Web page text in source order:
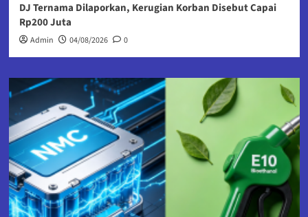
DJ Ternama Dilaporkan, Kerugian Korban Disebut Capai
Rp200 Juta
Admin 04/08/2026 0